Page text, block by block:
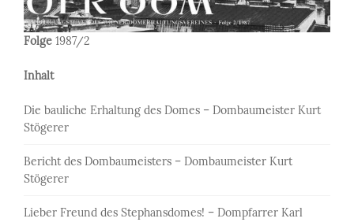
Folge 1987/2
Inhalt
Die bauliche Erhaltung des Domes – Dombaumeister Kurt
Stögerer
Bericht des Dombaumeisters – Dombaumeister Kurt
Stögerer
Lieber Freund des Stephansdomes! – Dompfarrer Karl